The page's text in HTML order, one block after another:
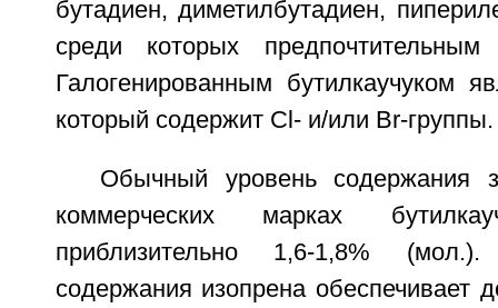
бутадиен, диметилбутадиен,
среди которых предпочтительным
Галогенированным бутилкаучуком
который содержит Cl- и/или Br-группы.
Обычный уровень содержания
коммерческих марках
приблизительно 1,6-1,8%
содержания изопрена обеспечивает